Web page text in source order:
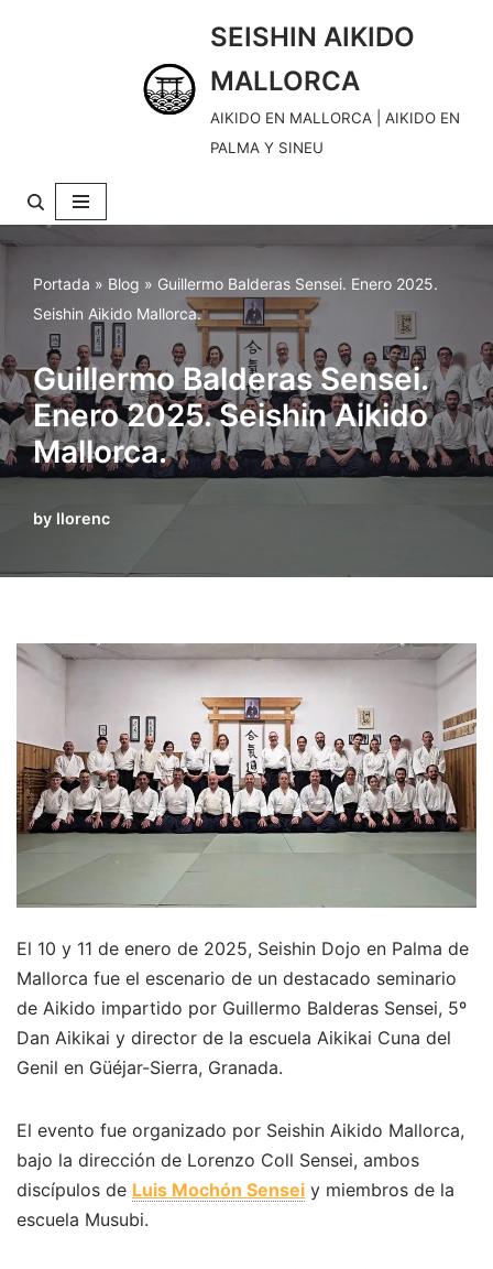
c
n
t
SEISHIN AIKIDO
MALLORCA
AIKIDO EN MALLORCA | AIKIDO EN
PALMA Y SINEU
Portada » Blog » Guillermo Balderas Sensei. Enero 2025.
Seishin Aikido Mallorca.
Guillermo Balderas Sensei.
Enero 2025. Seishin Aikido
Mallorca.
by llorenc
El 10 y 11 de enero de 2025, Seishin Dojo en Palma de
Mallorca fue el escenario de un destacado seminario
de Aikido impartido por Guillermo Balderas Sensei, 5º
Dan Aikikai y director de la escuela Aikikai Cuna del
Genil en Güéjar-Sierra, Granada.
El evento fue organizado por Seishin Aikido Mallorca,
bajo la dirección de Lorenzo Coll Sensei, ambos
discípulos de Luis Mochón Sensei y miembros de la
escuela Musubi.